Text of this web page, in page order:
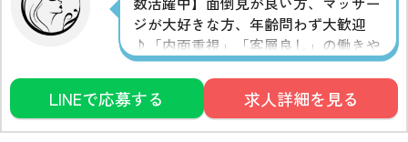
ジが大好きな方、年齢問わず大歓迎
♪「内面重視」「客層良し」の働きや
すいお店。集客がよく、ほぼ希望通り
のシフトで入れるので安定した報酬が
手に入ります。
LINEで応募する 求人詳細を見る